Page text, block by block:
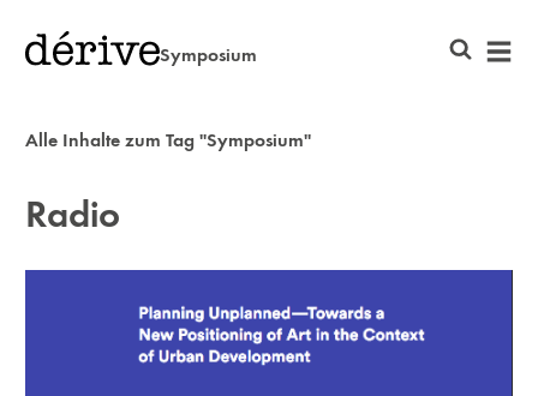
Symposium
Alle Inhalte zum Tag "Symposium"
Radio